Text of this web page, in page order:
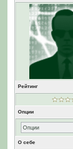
Рейтинг
Опции
Опции
О себе